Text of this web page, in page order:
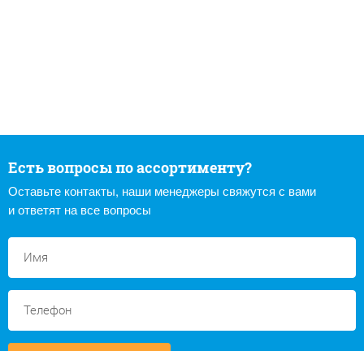
Есть вопросы по ассортименту?
Оставьте контакты, наши менеджеры свяжутся с вами
и ответят на все вопросы